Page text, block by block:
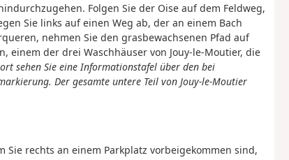
Folgen Sie der Oise auf dem Feldweg,
Sie links auf einen Weg ab, der an einem Bach
nehmen Sie den grasbewachsenen Pfad auf
einem der drei Waschhäuser von Jouy-le-Moutier, die
sehen Sie eine Informationstafel über den bei
Der gesamte untere Teil von Jouy-le-Moutier
Sie rechts an einem Parkplatz vorbeigekommen sind,